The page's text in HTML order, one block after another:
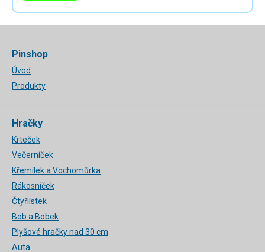
Pinshop
Úvod
Produkty
Hračky
Krteček
Večerníček
Křemílek a Vochomůrka
Rákosníček
Čtyřlístek
Bob a Bobek
Plyšové hračky nad 30 cm
Auta